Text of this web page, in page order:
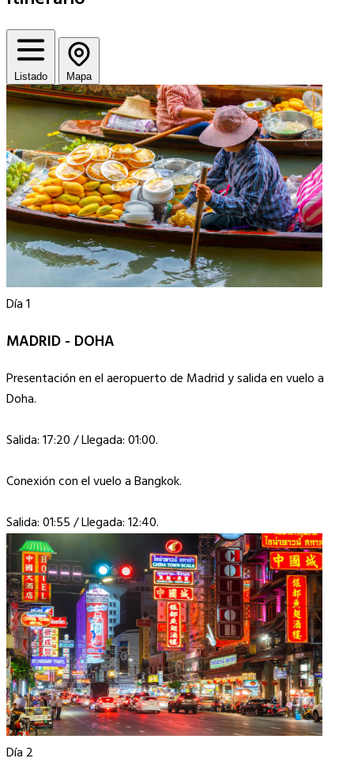
Listado Mapa
Día 1
MADRID - DOHA
Presentación en el aeropuerto de Madrid y salida en vuelo a
Doha.
Salida: 17:20 / Llegada: 01:00.
Conexión con el vuelo a Bangkok.
Salida: 01:55 / Llegada: 12:40.
Día 2